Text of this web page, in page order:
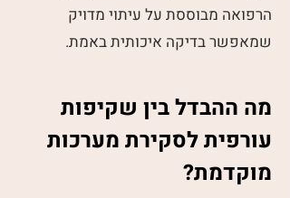
הרפואה מבוססת על עיתוי מדויק
שמאפשר בדיקה איכותית באמת.
מה ההבדל בין שקיפות
עורפית לסקירת מערכות
מוקדמת?